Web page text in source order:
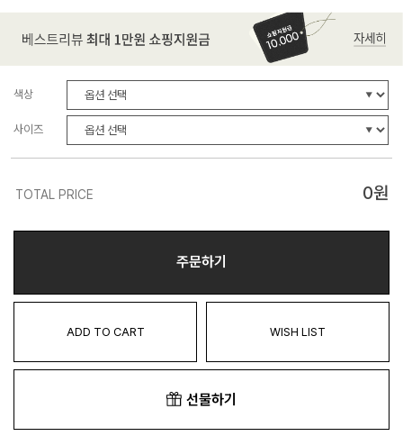
색상
사이즈
TOTAL PRICE 0원
주문하기
ADD TO CART WISH LIST
선물하기